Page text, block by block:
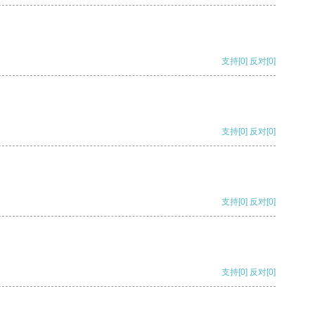
支持[0] 反对[0]
支持[0] 反对[0]
支持[0] 反对[0]
支持[0] 反对[0]